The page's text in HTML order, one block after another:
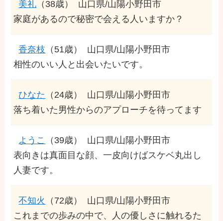
美礼 （38歳）
山口県/山陽小野田市
家庭があるので秘密で会える人いますか？
香奈枝 （51歳）
山口県/山陽小野田市
相性のいい人と出会いたいです。
ひなた （24歳）
山口県/山陽小野田市
落ち着いた男性からのアプローチを待ってます
ようこ （39歳）
山口県/山陽小野田市
表向きは真面目な顔、一皮向けばスケベ丸出し
人妻です。
不知火 （72歳）
山口県/山陽小野田市
これまでの歩みの中で、人の優しさに触れるた